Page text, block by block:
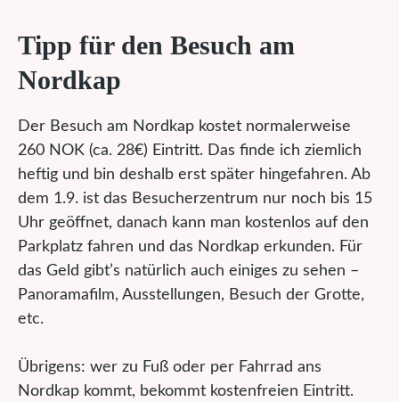
Tipp für den Besuch am
Nordkap
Der Besuch am Nordkap kostet normalerweise
260 NOK (ca. 28€) Eintritt. Das finde ich ziemlich
heftig und bin deshalb erst später hingefahren. Ab
dem 1.9. ist das Besucherzentrum nur noch bis 15
Uhr geöffnet, danach kann man kostenlos auf den
Parkplatz fahren und das Nordkap erkunden. Für
das Geld gibt’s natürlich auch einiges zu sehen –
Panoramafilm, Ausstellungen, Besuch der Grotte,
etc.
Übrigens: wer zu Fuß oder per Fahrrad ans
Nordkap kommt, bekommt kostenfreien Eintritt.